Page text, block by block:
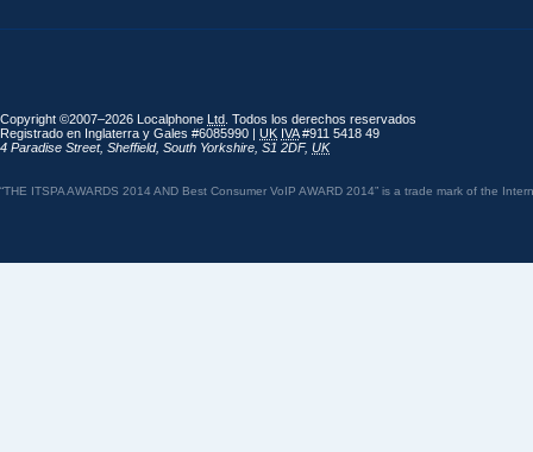
Copyright ©2007–2026 Localphone Ltd . Todos los derechos reservados
Registrado en Inglaterra y Gales #6085990 | UK IVA#911 5418 49
4 Paradise Street, Sheffield, South Yorkshire S1 2DF, UK
“THE ITSPA AWARDS 2014 AND Best Consumer VoIP AWARD 2014” is a trade mark of the